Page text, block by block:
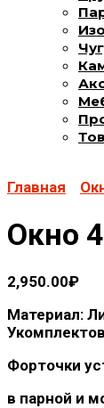
Главная
Окно
2,950.00₽
Материал:
Форточки
в парной и